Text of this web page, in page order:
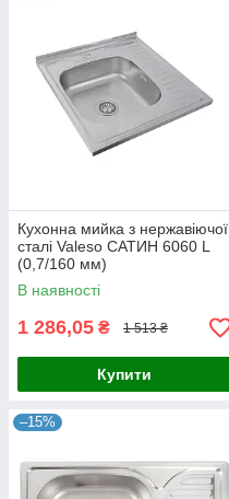
Кухонна мийка з нержавіючої
сталі Valeso САТИН 6060 L
(0,7/160 мм)
В наявності
1 286,05 ₴ 1 513 ₴
Купити
–15%